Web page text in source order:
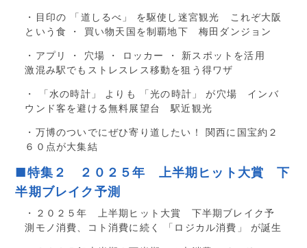
・目印の 「道しるべ」 を駆使し迷宮観光 これぞ大阪
という食 ・ 買い物天国を制覇地下 梅田ダンジョン
・アプリ ・ 穴場 ・ ロッカー ・ 新スポットを活用
激混み駅でもストレスレス移動を狙う得ワザ
・ 「水の時計」 よりも 「光の時計」 が穴場 インバ
ウンド客を避ける無料展望台 駅近観光
・万博のついでにぜひ寄り道したい！ 関西に国宝約２
６０点が大集結
■特集２ ２０２５年 上半期ヒット大賞 下
半期ブレイク予測
・２０２５年 上半期ヒット大賞 下半期ブレイク予
測モノ消費、コト消費に続く 「ロジカル消費」 が誕生